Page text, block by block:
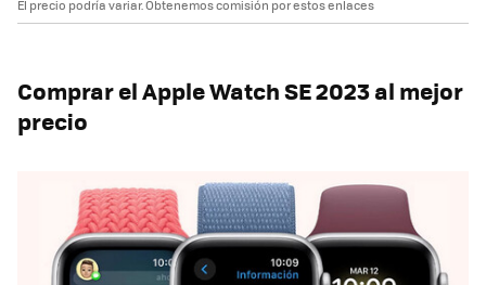
El precio podría variar. Obtenemos comisión por estos enlaces
Comprar el Apple Watch SE 2023 al mejor
precio